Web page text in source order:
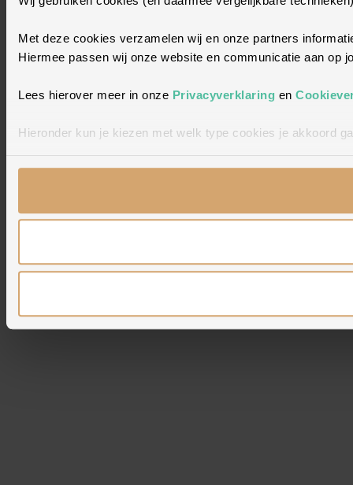
Met deze cookies verzamelen wij en onze partners
Hiermee passen wij onze website en communicatie aan op
Lees hierover meer in onze Privacyverklaring en
Hieronder kun je kiezen met welk type cookies je akkoord